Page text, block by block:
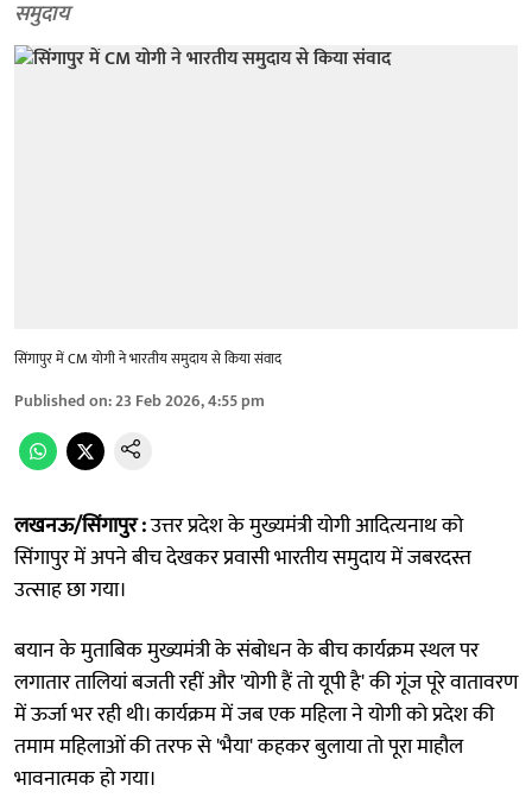
समुदाय
सिंगापुर में CM योगी ने भारतीय समुदाय से किया संवाद
Published on:23 Feb 2026, 4:55 pm
लखनऊ/सिंगापुर :उत्तर प्रदेश के मुख्यमंत्री योगी आदित्यनाथ को
सिंगापुर में अपने बीच देखकर प्रवासी भारतीय समुदाय में जबरदस्त
उत्साह छा गया।
बयान के मुताबिक मुख्यमंत्री के संबोधन के बीच कार्यक्रम स्थल पर
लगातार तालियां बजती रहीं और 'योगी हैं तो यूपी है' की गूंज पूरे वातावरण
में ऊर्जा भर रही थी। कार्यक्रम में जब एक महिला ने योगी को प्रदेश की
तमाम महिलाओं की तरफ से 'भैया' कहकर बुलाया तो पूरा माहौल
भावनात्मक हो गया।